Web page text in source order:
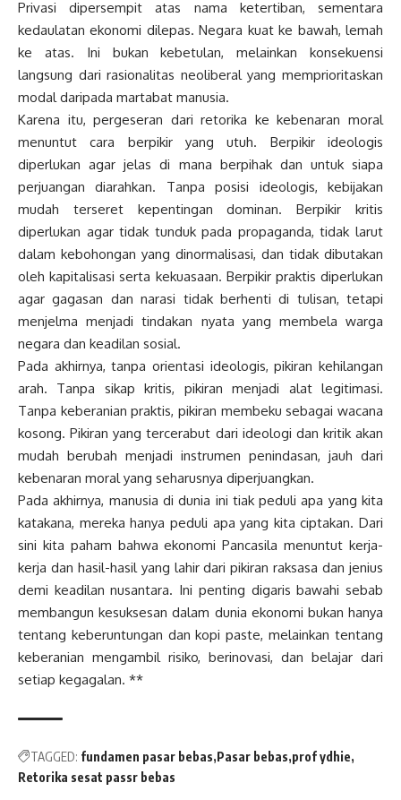
Privasi dipersempit atas nama ketertiban, sementara
kedaulatan ekonomi dilepas. Negara kuat ke bawah, lemah
ke atas. Ini bukan kebetulan, melainkan konsekuensi
langsung dari rasionalitas neoliberal yang memprioritaskan
modal daripada martabat manusia.
Karena itu, pergeseran dari retorika ke kebenaran moral
menuntut cara berpikir yang utuh. Berpikir ideologis
diperlukan agar jelas di mana berpihak dan untuk siapa
perjuangan diarahkan. Tanpa posisi ideologis, kebijakan
mudah terseret kepentingan dominan. Berpikir kritis
diperlukan agar tidak tunduk pada propaganda, tidak larut
dalam kebohongan yang dinormalisasi, dan tidak dibutakan
oleh kapitalisasi serta kekuasaan. Berpikir praktis diperlukan
agar gagasan dan narasi tidak berhenti di tulisan, tetapi
menjelma menjadi tindakan nyata yang membela warga
negara dan keadilan sosial.
Pada akhirnya, tanpa orientasi ideologis, pikiran kehilangan
arah. Tanpa sikap kritis, pikiran menjadi alat legitimasi.
Tanpa keberanian praktis, pikiran membeku sebagai wacana
kosong. Pikiran yang tercerabut dari ideologi dan kritik akan
mudah berubah menjadi instrumen penindasan, jauh dari
kebenaran moral yang seharusnya diperjuangkan.
Pada akhirnya, manusia di dunia ini tiak peduli apa yang kita
katakana, mereka hanya peduli apa yang kita ciptakan. Dari
sini kita paham bahwa ekonomi Pancasila menuntut kerja-
kerja dan hasil-hasil yang lahir dari pikiran raksasa dan jenius
demi keadilan nusantara. Ini penting digaris bawahi sebab
membangun kesuksesan dalam dunia ekonomi bukan hanya
tentang keberuntungan dan kopi paste, melainkan tentang
keberanian mengambil risiko, berinovasi, dan belajar dari
setiap kegagalan. **
TAGGED: fundamen pasar bebas Pasar bebas prof ydhie
Retorika sesat passr bebas